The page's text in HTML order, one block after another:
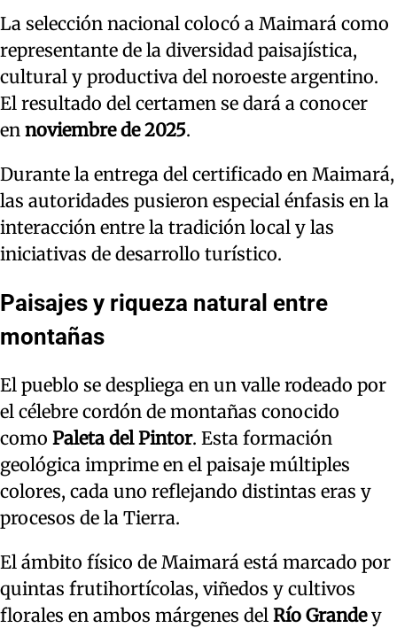
La selección nacional colocó a Maimará como
representante de la diversidad paisajística,
cultural y productiva del noroeste argentino.
El resultado del certamen se dará a conocer
en noviembre de 2025.
Durante la entrega del certificado en Maimará,
las autoridades pusieron especial énfasis en la
interacción entre la tradición local y las
iniciativas de desarrollo turístico.
Paisajes y riqueza natural entre
montañas
El pueblo se despliega en un valle rodeado por
el célebre cordón de montañas conocido
como Paleta del Pintor. Esta formación
geológica imprime en el paisaje múltiples
colores, cada uno reflejando distintas eras y
procesos de la Tierra.
El ámbito físico de Maimará está marcado por
quintas frutihortícolas, viñedos y cultivos
florales en ambos márgenes del Río Grandey